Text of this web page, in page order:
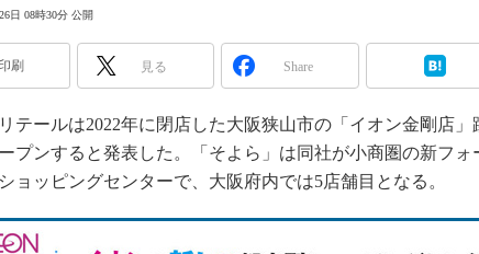
日 08時30分 公開
印刷 見る Share
テールは2022年に閉店した大阪狭山市の「イオン金剛店」
プンすると発表した。「そよら」は同社が小商圏の新フ
ョッピングセンターで、大阪府内では5店舗目となる。